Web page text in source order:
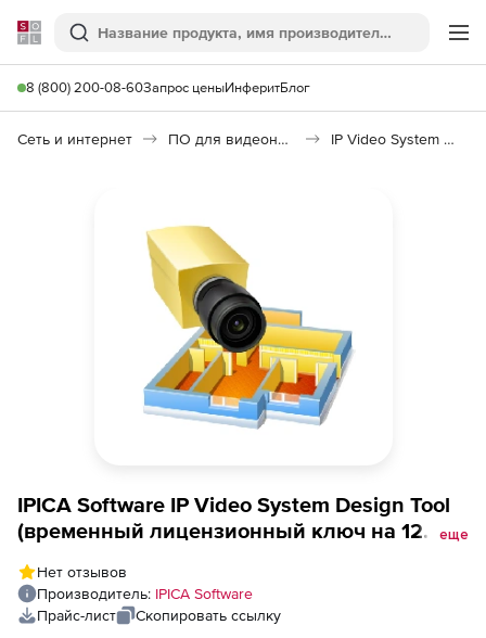
Softline
Поиск
8 (800) 200-08-60Запрос ценыИнферитБлог
Сеть и интернет ПО для видеонаблюдения IP Video System Design Tool
IPICA Software IP Video System Design Tool
(временный лицензионный ключ на 12
еще
Нет отзывов
Производитель: IPICA Software
Прайс-лист
Скопировать ссылку